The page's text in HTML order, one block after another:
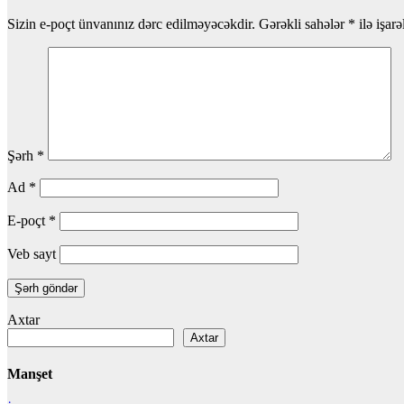
Sizin e-poçt ünvanınız dərc edilməyəcəkdir. Gərəkli sahələr * ilə
Şərh *
Ad *
E-poçt *
Veb sayt
Axtar
Axtar
Manşet